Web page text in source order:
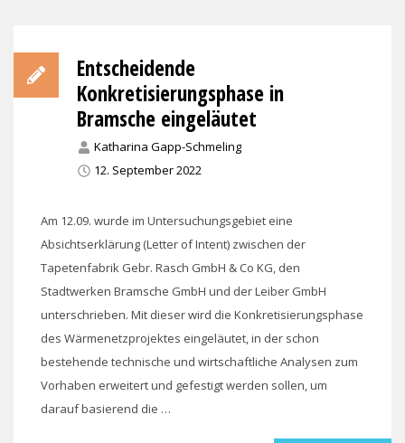
Entscheidende
Konkretisierungsphase in
Bramsche eingeläutet
Katharina Gapp-Schmeling
12. September 2022
Am 12.09. wurde im Untersuchungsgebiet eine
Absichtserklärung (Letter of Intent) zwischen der
Tapetenfabrik Gebr. Rasch GmbH & Co KG, den
Stadtwerken Bramsche GmbH und der Leiber GmbH
unterschrieben. Mit dieser wird die Konkretisierungsphase
des Wärmenetzprojektes eingeläutet, in der schon
bestehende technische und wirtschaftliche Analysen zum
Vorhaben erweitert und gefestigt werden sollen, um
darauf basierend die …